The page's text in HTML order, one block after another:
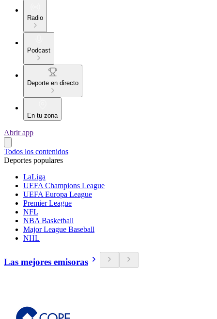
Radio
Podcast
Deporte en directo
En tu zona
Abrir app
Todos los contenidos
Deportes populares
LaLiga
UEFA Champions League
UEFA Europa League
Premier League
NFL
NBA Basketball
Major League Baseball
NHL
Las mejores emisoras